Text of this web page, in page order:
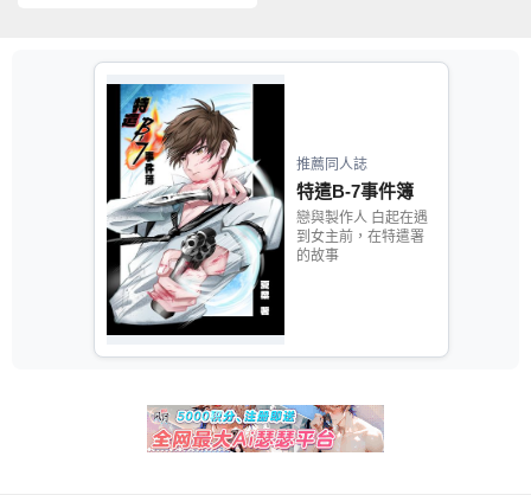
推薦同人誌
特遣B-7事件簿
戀與製作人 白起在遇
到女主前，在特遣署
的故事